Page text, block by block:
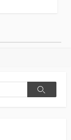
Search